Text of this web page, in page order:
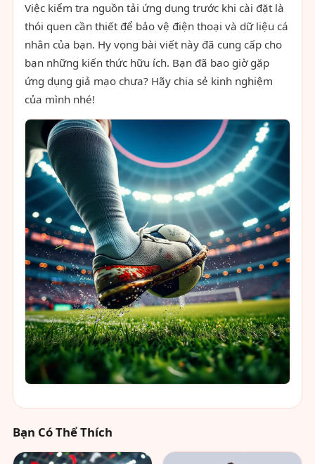
Việc kiểm tra nguồn tải ứng dụng trước khi cài đặt là
thói quen cần thiết để bảo vệ điện thoại và dữ liệu cá
nhân của bạn. Hy vọng bài viết này đã cung cấp cho
bạn những kiến thức hữu ích. Bạn đã bao giờ gặp
ứng dụng giả mạo chưa? Hãy chia sẻ kinh nghiệm
của mình nhé!
Bạn Có Thể Thích